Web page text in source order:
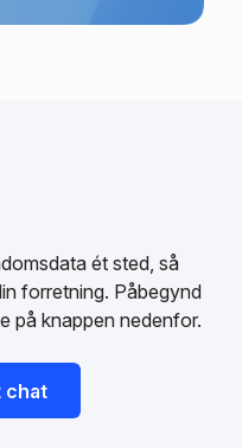
ét sted, så
forretning. Påbegynd
på knappen nedenfor.
chat